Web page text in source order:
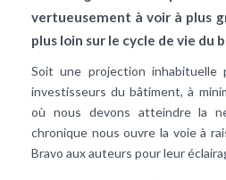
vertueusement à voir à plus
plus loin sur le cycle de vie du
Soit une projection inhabituelle
investisseurs du bâtiment, à
où nous devons atteindre la
chronique nous ouvre la voie à
Bravo aux auteurs pour leur